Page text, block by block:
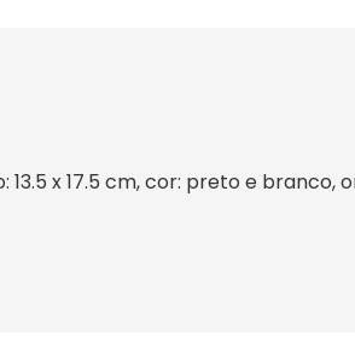
x 17.5 cm, cor: preto e branco,